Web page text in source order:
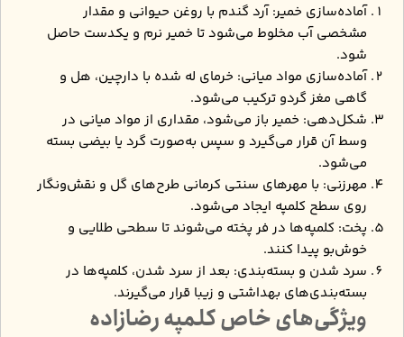
آماده‌سازی خمیر: آرد گندم با روغن حیوانی و مقدار
مشخصی آب مخلوط می‌شود تا خمیر نرم و یکدست حاصل
شود.
آماده‌سازی مواد میانی: خرمای له‌ شده با دارچین، هل و
گاهی مغز گردو ترکیب می‌شود.
شکل‌دهی: خمیر باز می‌شود، مقداری از مواد میانی در
وسط آن قرار می‌گیرد و سپس به‌صورت گرد یا بیضی بسته
می‌شود.
مهرزنی: با مهرهای سنتی کرمانی طرح‌های گل و نقش‌ونگار
روی سطح کلمپه ایجاد می‌شود.
پخت: کلمپه‌ها در فر پخته می‌شوند تا سطحی طلایی و
خوش‌بو پیدا کنند.
سرد شدن و بسته‌بندی: بعد از سرد شدن، کلمپه‌ها در
بسته‌بندی‌های بهداشتی و زیبا قرار می‌گیرند.
ویژگی‌های خاص کلمپه رضازاده